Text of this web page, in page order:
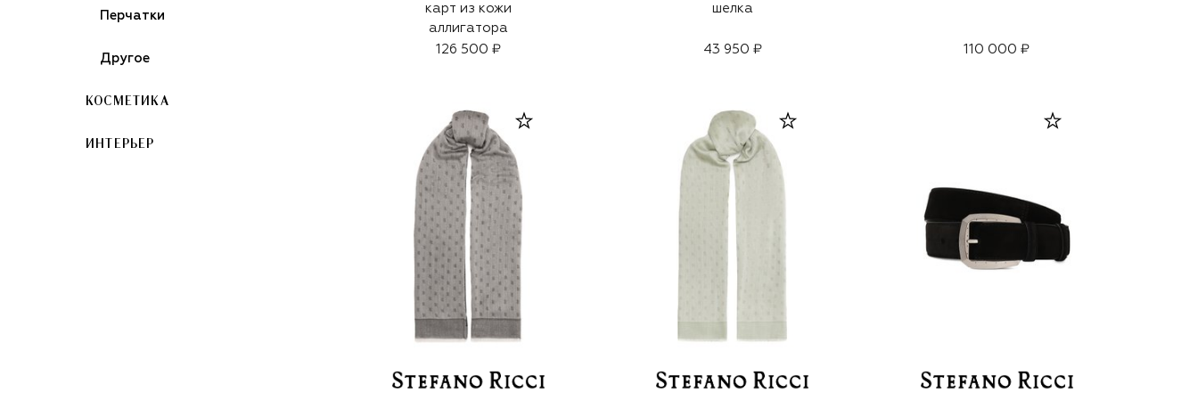
Перчатки
Другое
КОСМЕТИКА
ИНТЕРЬЕР
карт из кожи
аллигатора
126 500 ₽
шелка
43 950 ₽ 110 000 ₽